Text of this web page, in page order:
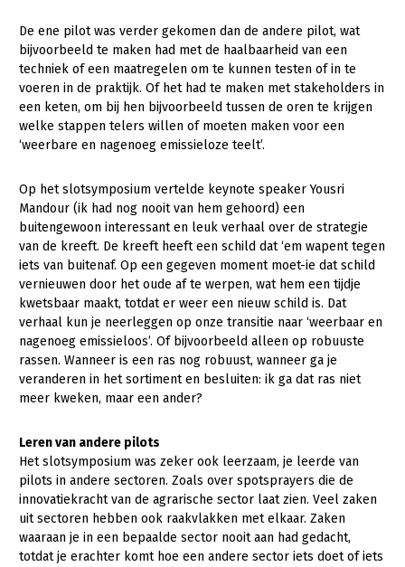
Gezonde dieren
Natuur, klimaat en energie
Bodem en water
Platteland en omgeving
Mens, ondernemerschap en onderwijs
Internationaal
Sectoren
Dier
Biologische Landbouw
Geitenhouderij
Kalverhouderij
Konijnenhouderij
Paardenhouderij
Pluimveehouderij
Schapenhouderij
Varkenshouderij
Plant
Akkerbouw
Biologische Landbouw
Bollenteelt
Fruitteelt
Glastuinbouw
Paddenstoelen
Vollegrondsgroente
Multifunctionele landbouw
Multifunctioneel
Vrouw en Bedrijf
Onderwerpen
Nieuwsabonnement
Webinars
Over LTO
LTO Nederland
De ene pilot was verder gekomen dan de andere pilot, wat
bijvoorbeeld te maken had met de haalbaarheid van een
techniek of een maatregelen om te kunnen testen of in te
voeren in de praktijk. Of het had te maken met stakeholders in
een keten, om bij hen bijvoorbeeld tussen de oren te krijgen
welke stappen telers willen of moeten maken voor een
‘weerbare en nagenoeg emissieloze teelt’.
Op het slotsymposium vertelde keynote speaker Yousri
Mandour (ik had nog nooit van hem gehoord) een
buitengewoon interessant en leuk verhaal over de strategie
van de kreeft. De kreeft heeft een schild dat ‘em wapent tegen
iets van buitenaf. Op een gegeven moment moet-ie dat schild
vernieuwen door het oude af te werpen, wat hem een tijdje
kwetsbaar maakt, totdat er weer een nieuw schild is. Dat
verhaal kun je neerleggen op onze transitie naar ‘weerbaar en
nagenoeg emissieloos’. Of bijvoorbeeld alleen op robuuste
rassen. Wanneer is een ras nog robuust, wanneer ga je
veranderen in het sortiment en besluiten: ik ga dat ras niet
meer kweken, maar een ander?
Leren van andere pilots
Het slotsymposium was zeker ook leerzaam, je leerde van
pilots in andere sectoren. Zoals over spotsprayers die de
innovatiekracht van de agrarische sector laat zien. Veel zaken
uit sectoren hebben ook raakvlakken met elkaar. Zaken
waaraan je in een bepaalde sector nooit aan had gedacht,
totdat je erachter komt hoe een andere sector iets doet of iets